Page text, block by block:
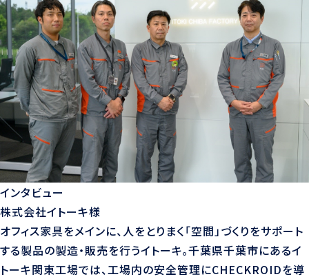
インタビュー
株式会社イトーキ様
オフィス家具をメインに、人をとりまく「空間」づくりをサポート
する製品の製造・販売を行うイトーキ。千葉県千葉市にあるイ
トーキ関東工場では、工場内の安全管理にCHECKROIDを導